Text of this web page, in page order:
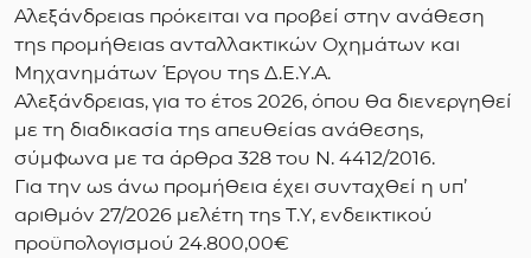
Αλεξάνδρειας πρόκειται να προβεί στην ανάθεση
της προμήθειας ανταλλακτικών Οχημάτων και
Μηχανημάτων Έργου της Δ.Ε.Υ.Α.
Αλεξάνδρειας, για το έτος 2026, όπου θα διενεργηθεί
με τη διαδικασία της απευθείας ανάθεσης,
σύμφωνα με τα άρθρα 328 του Ν. 4412/2016.
Για την ως άνω προμήθεια έχει συνταχθεί η υπ’
αριθμόν 27/2026 μελέτη της Τ.Υ, ενδεικτικού
προϋπολογισμού 24.800,00€